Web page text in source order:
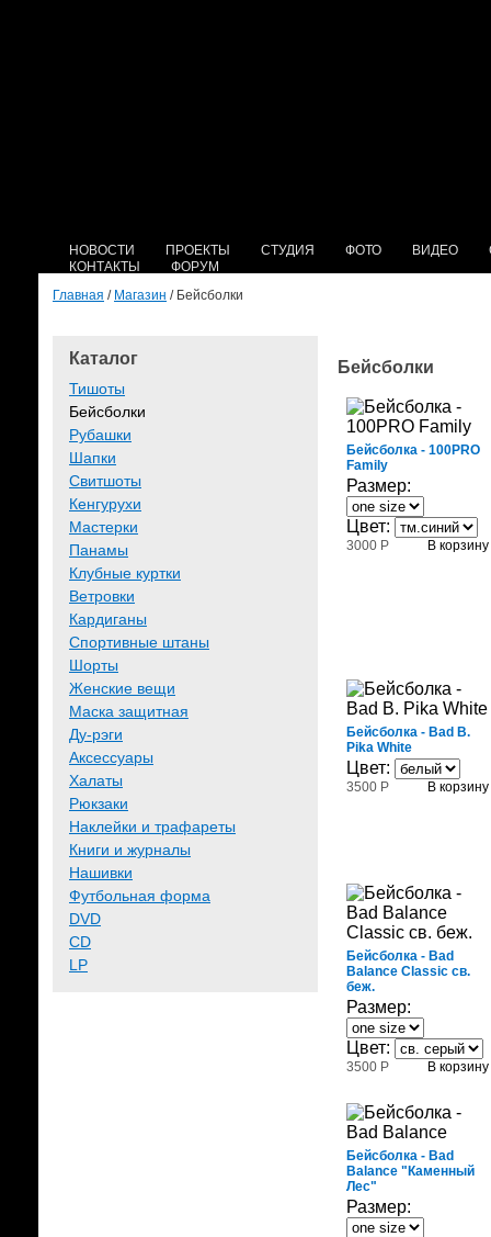
НОВОСТИ ПРОЕКТЫ СТУДИЯ ФОТО ВИДЕО
КОНТАКТЫ
ФОРУМ
Главная / Магазин / Бейсболки
Каталог
Тишоты
Бейсболки
Рубашки
Шапки
Свитшоты
Кенгурухи
Мастерки
Панамы
Клубные куртки
Ветровки
Кардиганы
Спортивные штаны
Шорты
Женские вещи
Маска защитная
Ду-рэги
Аксессуары
Халаты
Рюкзаки
Наклейки и трафареты
Книги и журналы
Нашивки
Футбольная форма
DVD
CD
LP
Бейсболки
Бейсболка - 100PRO
Family
Размер:
Цвет:
В корзину
3000 Р
Бейсболка - Bad B.
Pika White
Цвет:
В корзину
3500 Р
Бейсболка - Bad
Balance Classic св.
беж.
Размер:
Цвет:
В корзину
3500 Р
Бейсболка - Bad
Balance "Каменный
Лес"
Размер: